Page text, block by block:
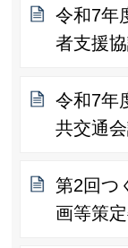
令和7年
者支援
令和7年
共交通
第2回つ
画等策